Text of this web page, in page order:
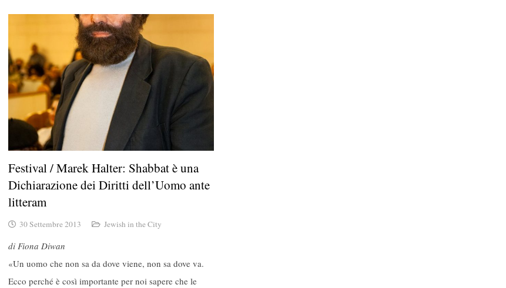
Festival / Marek Halter: Shabbat è una
Dichiarazione dei Diritti dell’Uomo ante
litteram
30 Settembre 2013 Jewish in the City
di Fiona Diwan
«Un uomo che non sa da dove viene, non sa dove va.
Ecco perché è così importante per noi sapere che le